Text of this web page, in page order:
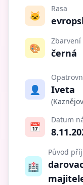
🐱
Rasa
🎨
Zbarvení
černá
👤 Iveta
📅
Datum
🏥
Původ